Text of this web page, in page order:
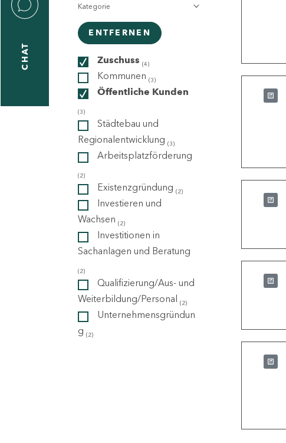
CHAT
Kategorie
ENTFERNEN
Zuschuss (4)
Kommunen (3)
Öffentliche Kunden
(3)
Städtebau und
Regionalentwicklung (3)
Arbeitsplatzförderung
(2)
Existenzgründung (2)
Investieren und
Wachsen (2)
Investitionen in
Sachanlagen und Beratung
(2)
Qualifizierung/Aus- und
Weiterbildung/Personal (2)
Unternehmensgründun
g (2)